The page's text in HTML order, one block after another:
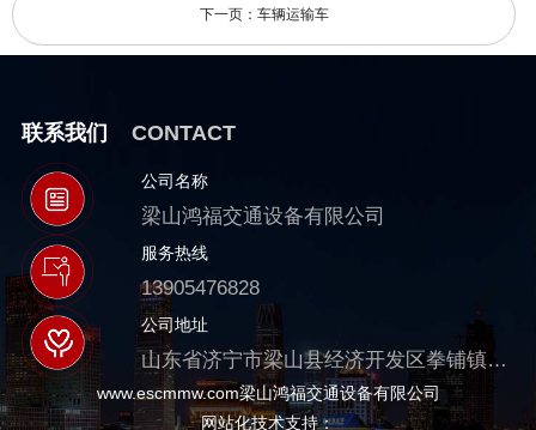
下一页：车辆运输车
联系我们 CONTACT
公司名称
梁山鸿福交通设备有限公司
服务热线
13905476828
公司地址
山东省济宁市梁山县经济开发区拳铺镇拳堂路39号
www.escmmw.com梁山鸿福交通设备有限公司
网站化技术支持：